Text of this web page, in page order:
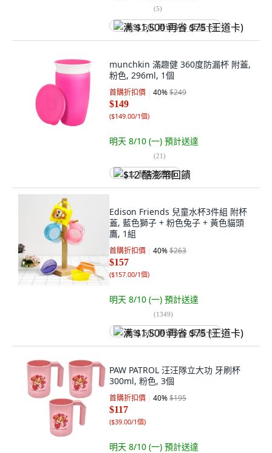
(5)
满 $1,500 再省 $75 (王道卡)
munchkin 滿趣健 360度防漏杯 附蓋,
粉色, 296ml, 1個
首購折扣價 40%$249
$149
($149.00/1個)
明天 8/10 (一) 預計送達
(21)
$12 酷澎幣回饋
Edison Friends 兒童水杯3件組 附杯
蓋, 藍色獅子 + 粉色兔子 + 黃色貓頭
鷹, 1組
首購折扣價 40%$263
$157
($157.00/1個)
明天 8/10 (一) 預計送達
(1349)
满 $1,500 再省 $75 (王道卡)
PAW PATROL 汪汪隊立大功 牙刷杯
300ml, 粉色, 3個
首購折扣價 40%$195
$117
($39.00/1個)
明天 8/10 (一) 預計送達